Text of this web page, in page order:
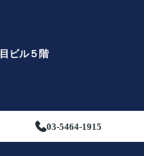
ビル５階
03-5464-1915